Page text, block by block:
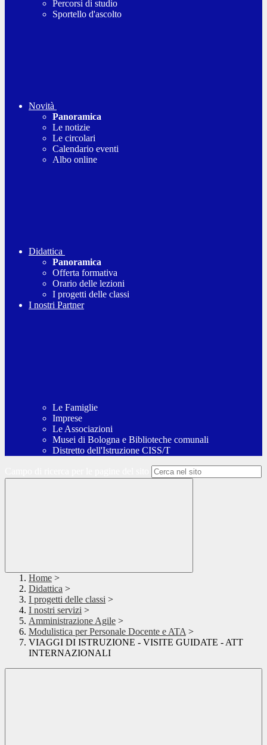
Percorsi di studio
Sportello d'ascolto
Novità
Panoramica
Le notizie
Le circolari
Calendario eventi
Albo online
Didattica
Panoramica
Offerta formativa
Orario delle lezioni
I progetti delle classi
I nostri Partner
Le Famiglie
Imprese
Le Associazioni
Musei di Bologna e Biblioteche comunali
Distretto dell'Istruzione CISS/T
Home >
Didattica >
I progetti delle classi >
I nostri servizi >
Amministrazione Agile >
Modulistica per Personale Docente e ATA >
VIAGGI DI ISTRUZIONE - VISITE GUIDATE - ATT
INTERNAZIONALI